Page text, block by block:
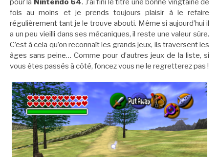
fois au moins et je prends toujours plaisir à le refaire
régulièrement tant je le trouve abouti. Même si aujourd’hui il
a un peu vieilli dans ses mécaniques, il reste une valeur sûre.
C’est à cela qu’on reconnaît les grands jeux, ils traversent les
âges sans peine… Comme pour d’autres jeux de la liste, si
vous êtes passés à côté, foncez vous ne le regretterez pas !